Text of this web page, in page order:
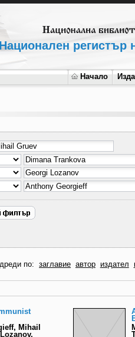
регистър
Начало
по: заглавие автор издател
Mihail